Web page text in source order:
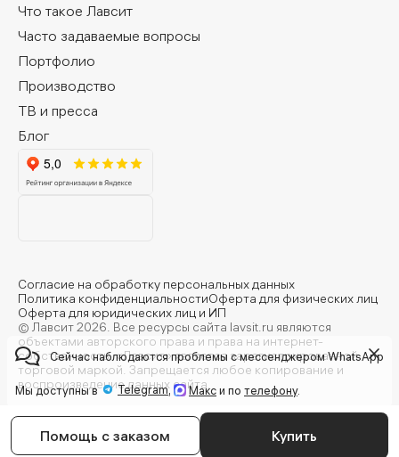
Купить
Помощь с заказом
Что такое Лавсит
Часто задаваемые вопросы
Портфолио
Производство
ТВ и пресса
Блог
Согласие на обработку персональных данных
Политика конфиденциальностиОферта для физических лиц
Оферта для юридических лиц и ИП
© Лавсит 2026. Все ресурсы сайта lavsit.ru являются
объектами авторского права и права на интернет-
собственность. «Лавсит» является зарегистрированной
торговой маркой. Запрещается любое копирование и
воспроизведение данных сайта.
Сейчас наблюдаются проблемы с мессенджером WhatsApp
Мы доступны в Telegram, Макси по телефону.